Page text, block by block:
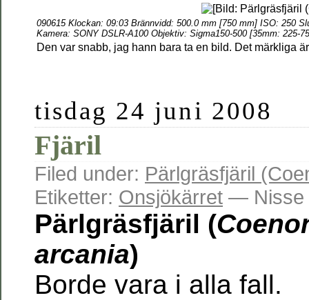
090615 Klockan: 09:03 Brännvidd: 500.0 mm [750 mm] ISO: 250
Kamera: SONY DSLR-A100 Objektiv: Sigma150-500 [35mm: 225-
Den var snabb, jag hann bara ta en bild. Det märkliga
tisdag 24 juni 2008
Fjäril
Filed under: Pärlgräsfjäril
Etiketter: Onsjökärret — Nisse
Pärlgräsfjäril (
arcania)
Borde vara i alla fall.